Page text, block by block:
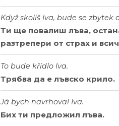
Když skolíš Iva, bude se zbytek
Ти ще повалиш лъва,
разтрепери от страх и
To bude křídlo Iva.
Трябва да е лъвско крило.
Já bych navrhoval Iva.
Бих ти предложил лъва.